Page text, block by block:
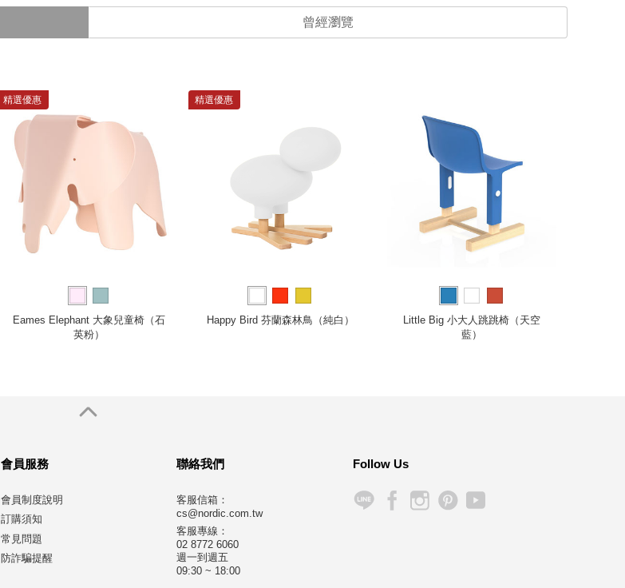
曾經瀏覽
精選優惠
Eames Elephant 大象兒童椅（石
英粉）
精選優惠
Happy Bird 芬蘭森林鳥（純白）
Little Big 小大人跳跳椅（天空
藍）
會員服務
會員制度說明
訂購須知
常見問題
防詐騙提醒
聯絡我們
客服信箱：
cs@nordic.com.tw
客服專線：
02 8772 6060
週一到週五
09:30 ~ 18:00
Follow Us